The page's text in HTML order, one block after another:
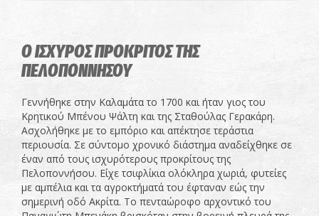
Ο ΙΣΧΥΡΟΣ ΠΡΟΚΡΙΤΟΣ ΤΗΣ
ΠΕΛΟΠΟΝΝΗΣΟΥ
Γεννήθηκε στην Καλαμάτα το 1700 και ήταν γιος του
Κρητικού Μπένου Ψάλτη και της Σταθούλας Γερακάρη.
Ασχολήθηκε με το εμπόριο και απέκτησε τεράστια
περιουσία. Σε σύντομο χρονικό διάστημα αναδείχθηκε σε
έναν από τους ισχυρότερους προκρίτους της
Πελοποννήσου. Είχε τσιφλίκια ολόκληρα χωριά, φυτείες
με αμπέλια και τα αγροκτήματά του έφταναν εώς την
σημερινή οδό Ακρίτα. Το πενταώροφο αρχοντικό του